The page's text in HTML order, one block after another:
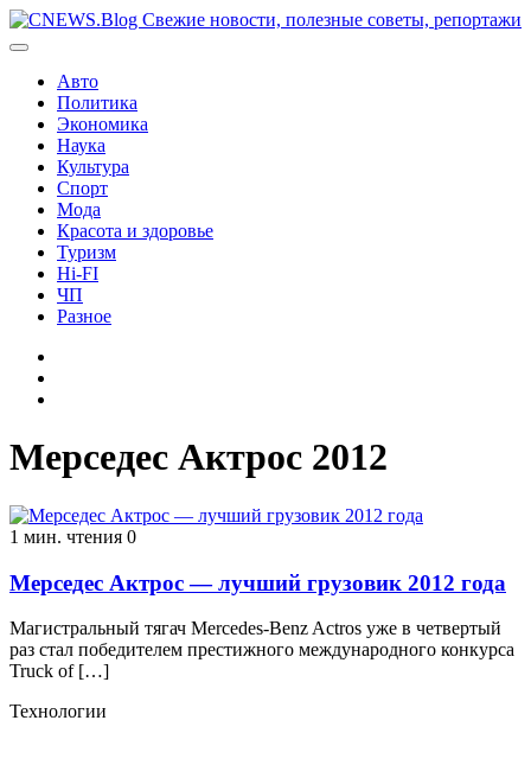
Перейти
к
Авто
Политика
Экономика
Наука
Культура
Спорт
Мода
Красота и здоровье
Туризм
Hi-FI
ЧП
Разное
Мерседес Актрос 2012
1 мин. чтения 0
Мерседес Актрос — лучший грузовик 2012 года
Магистральный тягач Mercedes-Benz Actros уже в четвертый
раз стал победителем престижного международного конкурса
Truck of […]
Технологии